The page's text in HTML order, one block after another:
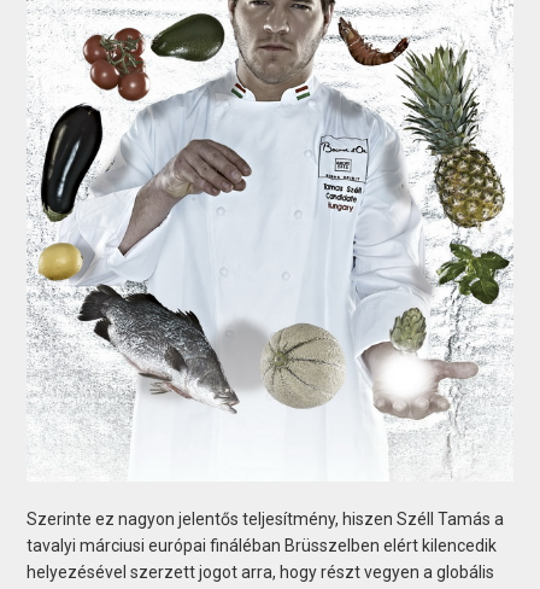
Szerinte ez nagyon jelentős teljesítmény, hiszen Széll Tamás a
tavalyi márciusi európai fináléban Brüsszelben elért kilencedik
helyezésével szerzett jogot arra, hogy részt vegyen a globális